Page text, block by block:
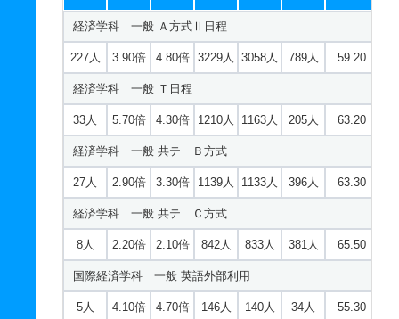
システムデザイン学科 一般 共テ Ｃ方式
3人 3.60倍 2.80倍 288人 286人 80人 65.10
経済学科 一般 Ａ方式Ⅱ日程
227人 3.90倍 4.80倍 3229人 3058人 789人 59.20
経済学科 一般 Ｔ日程
33人 5.70倍 4.30倍 1210人 1163人 205人 63.20
経済学科 一般 共テ Ｂ方式
27人 2.90倍 3.30倍 1139人 1133人 396人 63.30
経済学科 一般 共テ Ｃ方式
8人 2.20倍 2.10倍 842人 833人 381人 65.50
国際経済学科 一般 英語外部利用
5人 4.10倍 4.70倍 146人 140人 34人 55.30